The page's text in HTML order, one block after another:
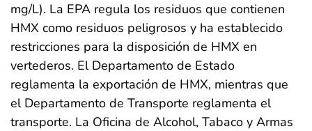
mg/L). La EPA regula los residuos que contienen
HMX como residuos peligrosos y ha establecido
restricciones para la disposición de HMX en
vertederos. El Departamento de Estado
reglamenta la exportación de HMX, mientras que
el Departamento de Transporte reglamenta el
transporte. La Oficina de Alcohol, Tabaco y Armas